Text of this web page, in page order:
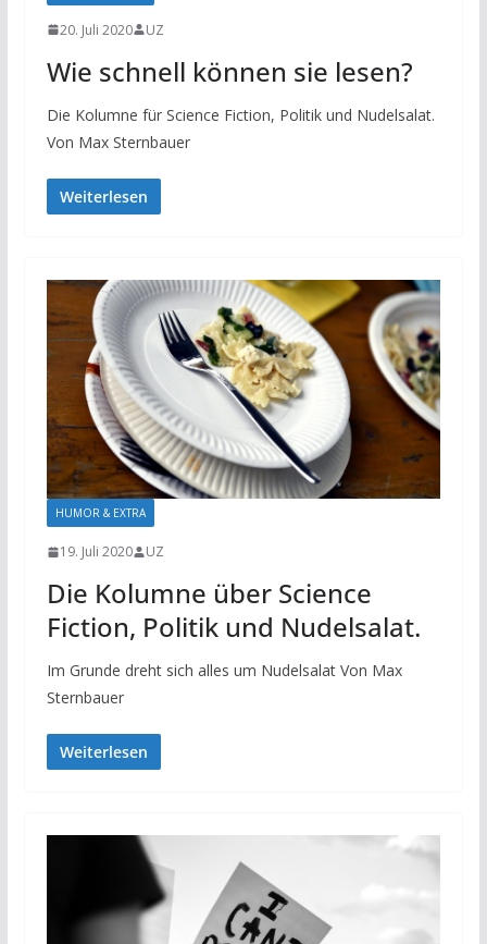
20. Juli 2020 UZ
Wie schnell können sie lesen?
Die Kolumne für Science Fiction, Politik und Nudelsalat.
Von Max Sternbauer
Weiterlesen
HUMOR & EXTRA
19. Juli 2020 UZ
Die Kolumne über Science
Fiction, Politik und Nudelsalat.
Im Grunde dreht sich alles um Nudelsalat Von Max
Sternbauer
Weiterlesen